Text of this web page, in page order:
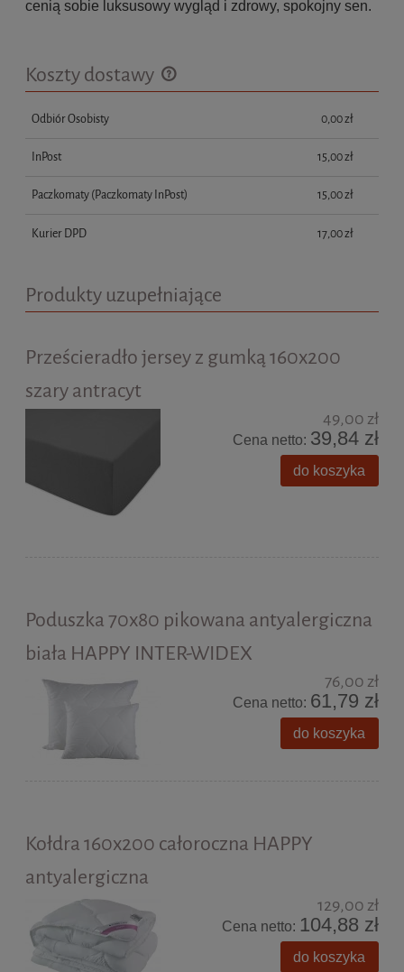
cenią sobie luksusowy wygląd i zdrowy, spokojny sen.
Koszty dostawy
Cena nie zawiera ewentualnych kosztów płatności
Odbiór Osobisty 0,00 zł
InPost 15,00 zł
Paczkomaty(Paczkomaty InPost) 15,00 zł
Kurier DPD 17,00 zł
Produkty uzupełniające
Prześcieradło jersey z gumką 160x200
szary antracyt
49,00 zł
Cena netto: 39,84 zł
do koszyka
Poduszka 70x80 pikowana antyalergiczna
biała HAPPY INTER-WIDEX
76,00 zł
Cena netto: 61,79 zł
do koszyka
Kołdra 160x200 całoroczna HAPPY
antyalergiczna
129,00 zł
Cena netto: 104,88 zł
do koszyka